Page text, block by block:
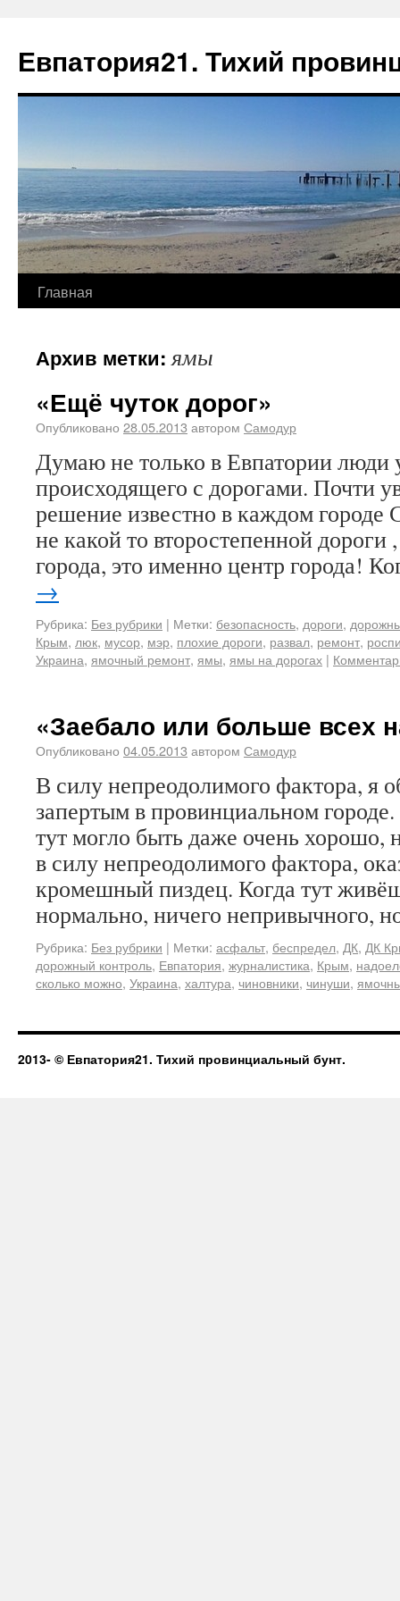
Евпатория21. Тихий
Главная
Архив метки:ямы
«Ещё чуток дорог»
Опубликовано 28.05.2013 автором Самодур
Думаю не только в Евпатории люди
происходящего с дорогами. Почти
решение известно в каждом
не какой то второстепенной дороги
города, это именно центр города!
→
Рубрика: Без рубрики | Метки: безопасность, дороги,
Крым, люк, мусор, мэр, плохие дороги, развал, ремонт,
Украина, ямочный ремонт, ямы, ямы на дорогах |
«Заебало или больше всех
Опубликовано 04.05.2013 автором Самодур
В силу непреодолимого фактора, я
запертым в провинциальном
тут могло быть даже очень
в силу непреодолимого фактора,
кромешный пиздец. Когда тут
нормально, ничего непривычного,
Рубрика: Без рубрики | Метки: асфальт, беспредел, ДК, ДК
дорожный контроль, Евпатория, журналистика, Крым,
сколько можно, Украина, халтура, чиновники, чинуши,
2013- © Евпатория21. Тихий провинциальный бунт.